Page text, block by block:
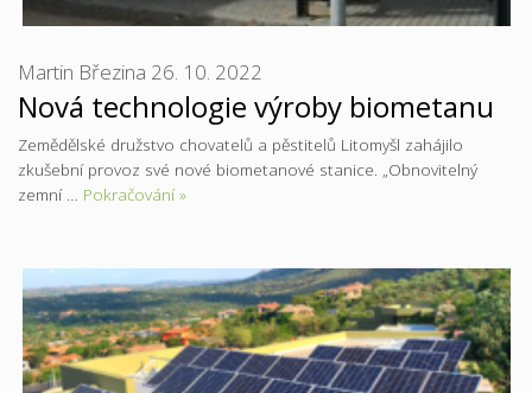
Nová technologie výroby biometanu
Martin Březina 26. 10. 2022
Zemědělské družstvo chovatelů a pěstitelů Litomyšl zahájilo
zkušební provoz své nové biometanové stanice. „Obnovitelný
zemní … Pokračování »